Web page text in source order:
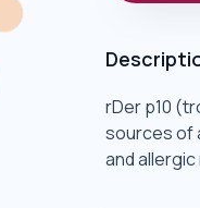
rDer p10
sources of
and